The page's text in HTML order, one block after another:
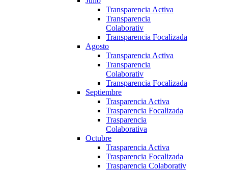
Transparencia Activa
Transparencia
Colaborativ
Transparencia Focalizada
Agosto
Transparencia Activa
Transparencia
Colaborativ
Transparencia Focalizada
Septiembre
Trasparencia Activa
Trasparencia Focalizada
Trasparencia
Colaborativa
Octubre
Trasparencia Activa
Trasparencia Focalizada
Trasparencia Colaborativ